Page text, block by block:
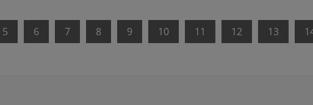
5 6 7 8 9 10 11 12 13